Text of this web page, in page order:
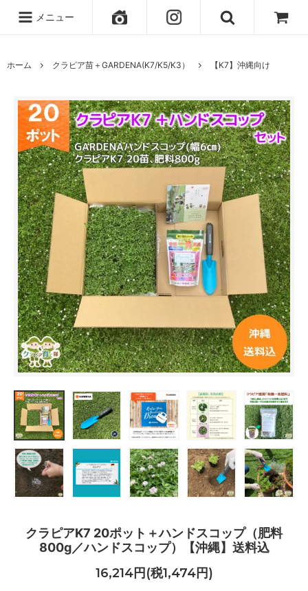
メニュー
ホーム クラピア苗＋GARDENA(K7/K5/K3） 【K7】沖縄向け
クラピアK7 20ポット＋ハンドスコップ（肥料
800g／ハンドスコップ）【沖縄】送料込
16,214円(税1,474円)